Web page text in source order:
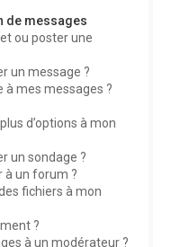
de messages
ou poster une
un message ?
mes messages ?
d’options à mon
un sondage ?
à un forum ?
fichiers à mon
?
à un modérateur ?